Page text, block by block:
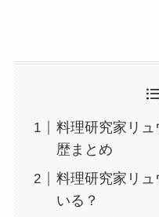
料理研究家リ
歴まとめ
料理研究家リ
いる？